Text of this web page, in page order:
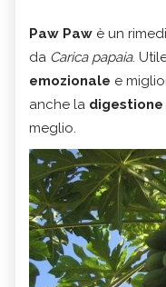
Paw Paw è un
da Carica papaia.
emozionale e
anche la
meglio.